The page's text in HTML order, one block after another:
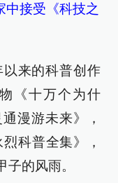
中接受《科技之
来的科普创作
《十万个为什
漫游未来》，
科普全集》，
的风雨。